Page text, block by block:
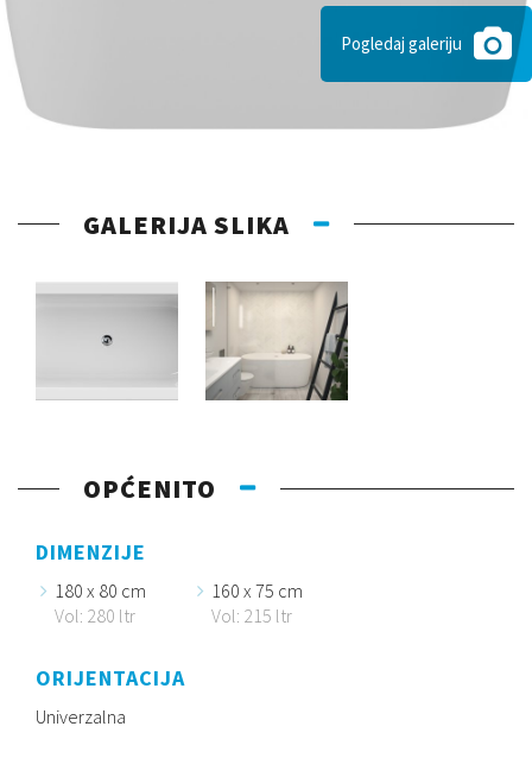
Pogledaj galeriju
GALERIJA SLIKA
OPĆENITO
DIMENZIJE
180 x 80 cm
Vol: 280 ltr
160 x 75 cm
Vol: 215 ltr
ORIJENTACIJA
Univerzalna